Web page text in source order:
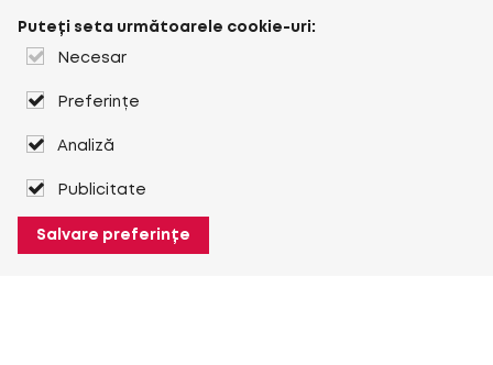
Puteți seta următoarele cookie-uri:
Necesar
Preferințe
Analiză
Publicitate
Salvare preferințe